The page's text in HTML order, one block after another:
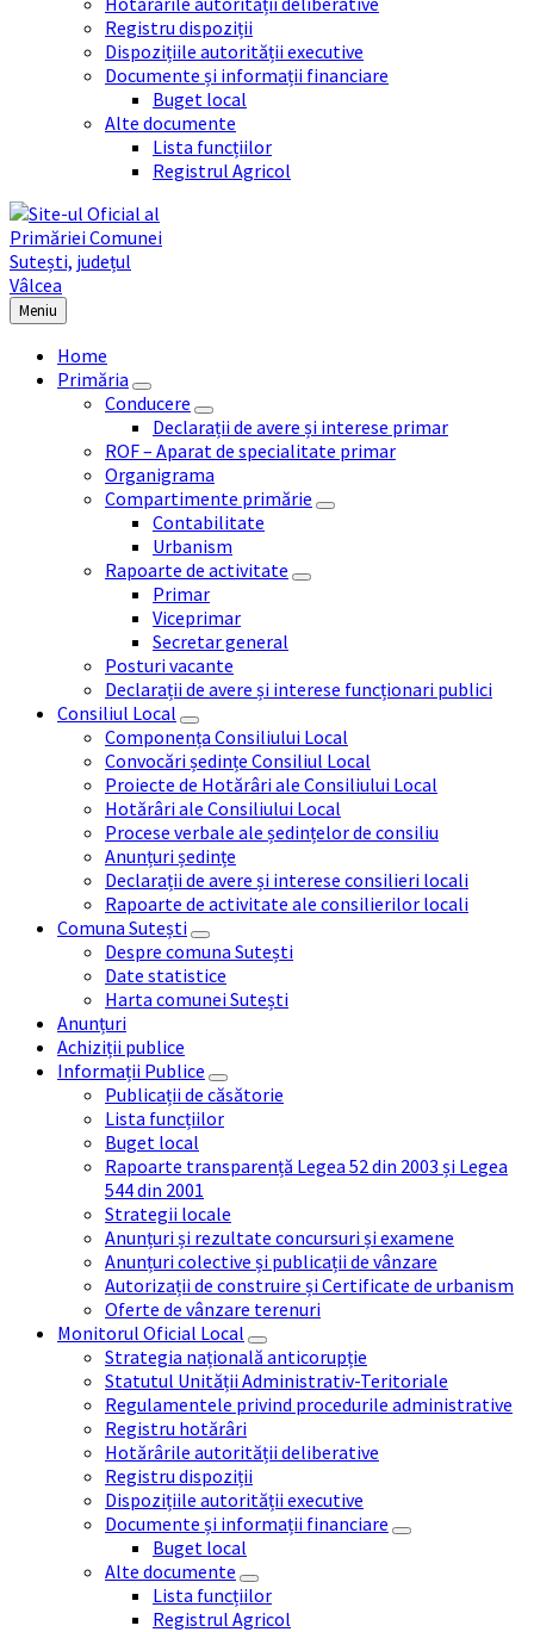
Registru dispoziții
Dispozițiile autorității executive
Documente și informații financiare
Buget local
Alte documente
Lista funcțiilor
Registrul Agricol
Meniu
Home
Primăria
Conducere
Declarații de avere și interese primar
ROF – Aparat de specialitate primar
Organigrama
Compartimente primărie
Contabilitate
Urbanism
Rapoarte de activitate
Primar
Viceprimar
Secretar general
Posturi vacante
Declarații de avere și interese funcționari publici
Consiliul Local
Componența Consiliului Local
Convocări ședințe Consiliul Local
Proiecte de Hotărâri ale Consiliului Local
Hotărâri ale Consiliului Local
Procese verbale ale ședințelor de consiliu
Anunțuri ședințe
Declarații de avere și interese consilieri locali
Rapoarte de activitate ale consilierilor locali
Comuna Sutești
Despre comuna Sutești
Date statistice
Harta comunei Sutești
Anunțuri
Achiziții publice
Informații Publice
Publicații de căsătorie
Lista funcțiilor
Buget local
Rapoarte transparență Legea 52 din 2003 și Legea
544 din 2001
Strategii locale
Anunțuri și rezultate concursuri și examene
Anunțuri colective și publicații de vânzare
Autorizații de construire și Certificate de urbanism
Oferte de vânzare terenuri
Monitorul Oficial Local
Strategia națională anticorupție
Statutul Unității Administrativ-Teritoriale
Regulamentele privind procedurile administrative
Registru hotărâri
Hotărârile autorității deliberative
Registru dispoziții
Dispozițiile autorității executive
Documente și informații financiare
Buget local
Alte documente
Lista funcțiilor
Registrul Agricol